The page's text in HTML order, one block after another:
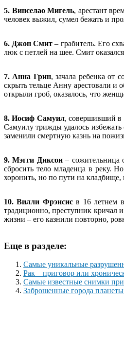
5. Винселао Мигель, арестант
человек выжил, сумел бежать и
6. Джон Смит – грабитель. Его
люк с петлей на шее. Смит
7. Анна Грин, зачала ребенка от
скрыть тельце Анну арестовали и
открыли гроб, оказалось, что
8. Иосиф Самуил, совершивший в
Самуилу трижды удалось
заменили смертную казнь на
9. Мэгги Диксон– сожительница
сбросить тело младенца в реку.
хоронить, но по пути на кладбище,
10. Вилли Фрэнсисв 16 летнем
традиционно, преступник кричал
жизни – его казнили повторно,
Еще в разделе:
Самые уникальные
Рак – приговор или
Самые известные снимки
Заброшенные города